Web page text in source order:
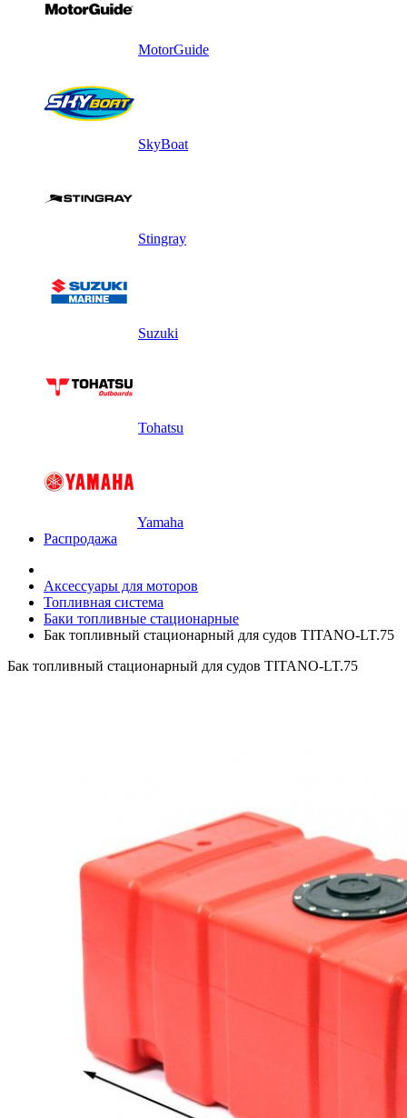
MotorGuide
SkyBoat
Stingray
Suzuki
Tohatsu
Yamaha
Распродажа
Аксессуары для моторов
Топливная система
Баки топливные стационарные
Бак топливный стационарный для судов TITANO-LT.75
Бак топливный стационарный для судов TITANO-LT.75